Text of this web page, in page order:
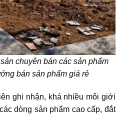
chuyên bán các sản phẩm
bán sản phẩm giá rẻ
ghi nhận, khá nhiều môi giới
dòng sản phẩm cao cấp, đắt